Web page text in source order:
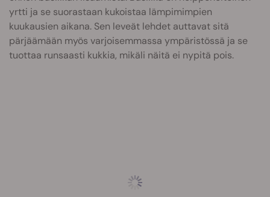
yrtti ja se suorastaan kukoistaa lämpimimpien
kuukausien aikana. Sen leveät lehdet auttavat sitä
pärjäämään myös varjoisemmassa ympäristössä ja se
tuottaa runsaasti kukkia, mikäli näitä ei nypitä pois.